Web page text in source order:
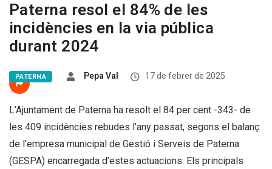
Paterna resol el 84% de les
incidències en la via pública
durant 2024
PATERNA Pepa Val 17 de febrer de 2025
L’Ajuntament de Paterna ha resolt el 84 per cent -343- de
les 409 incidències rebudes l’any passat, segons el balanç
de l’empresa municipal de Gestió i Serveis de Paterna
(GESPA) encarregada d’estes actuacions. Els principals